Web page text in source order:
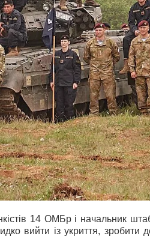
14 ОМБр і начальник
вийти із укриття,